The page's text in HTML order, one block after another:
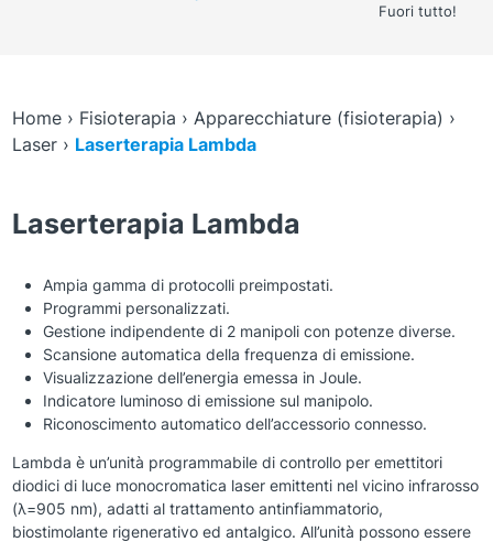
Fuori tutto!
Home› Fisioterapia › Apparecchiature (fisioterapia) ›
Laser› Laserterapia Lambda
Laserterapia Lambda
Ampia gamma di protocolli preimpostati.
Programmi personalizzati.
Gestione indipendente di 2 manipoli con potenze diverse.
Scansione automatica della frequenza di emissione.
Visualizzazione dell’energia emessa in Joule.
Indicatore luminoso di emissione sul manipolo.
Riconoscimento automatico dell’accessorio connesso.
Lambda è un’unità programmabile di controllo per emettitori
diodici di luce monocromatica laser emittenti nel vicino infrarosso
(λ=905 nm), adatti al trattamento antinfiammatorio,
biostimolante rigenerativo ed antalgico. All’unità possono essere